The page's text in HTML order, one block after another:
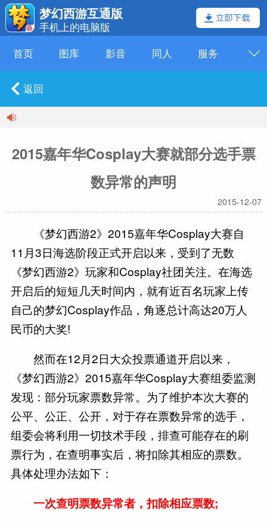
梦幻西游互通版
手机上的电脑版
首页
图库 影音 同人 服务
返回
2015嘉年华Cosplay大赛就部分选手票
数异常的声明
2015-12-07
《梦幻西游2》2015嘉年华Cosplay大赛自
11月3日海选阶段正式开启以来，受到了无数
《梦幻西游2》玩家和Cosplay社团关注。在海选
开启后的短短几天时间内，就有近百名玩家上传
自己的梦幻Cosplay作品，角逐总计高达20万人
民币的大奖!
然而在12月2日大众投票通道开启以来，
《梦幻西游2》2015嘉年华Cosplay大赛组委监测
发现：部分玩家票数异常。为了维护本次大赛的
公平、公正、公开，对于存在票数异常的选手，
组委会将利用一切技术手段，排查可能存在的刷
票行为，在查明事实后，将扣除其相应的票数。
具体处理办法如下：
一次查明票数异常者，扣除相应票数;